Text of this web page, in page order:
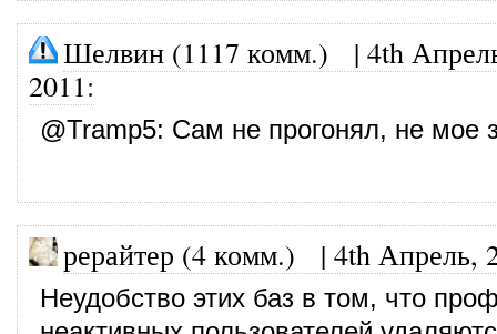
Шелвин (1117 комм.) | 4th
2011:
@Tramp5: Сам не прогонял, не мое
рерайтер (4 комм.) | 4th Апрель,
Неудобство этих баз в том, что